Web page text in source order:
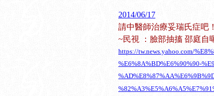
2014/06/17
請中醫師治療妥瑞氏症吧！
~民視 ：臉部抽搐 邵庭自
https://tw.news.yahoo.com/
%E6%8A%BD%E6%90%90-